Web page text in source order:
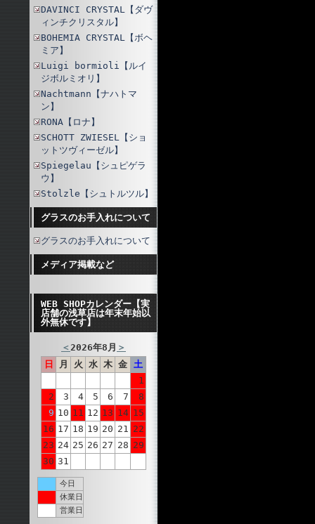
DAVINCI CRYSTAL【ダヴ
ィンチクリスタル】
BOHEMIA CRYSTAL【ボヘ
ミア】
Luigi bormioli【ルイ
ジボルミオリ】
Nachtmann【ナハトマ
ン】
RONA【ロナ】
SCHOTT ZWIESEL【ショ
ットツヴィーゼル】
Spiegelau【シュピゲラ
ウ】
Stolzle【シュトルツル】
グラスのお手入れについて
グラスのお手入れについて
メディア掲載など
WEB SHOPカレンダー【実
店舗の浅草店は年末年始以
外無休です】
＜2026年8月 ＞
日
月 火 水 木 金 土
1
2
3 4 5 6 7
8
9 10 11 12 13 14 15
16 17 18 19 20 21 22
23 24 25 26 27 28 29
30 31
今日
休業日
営業日